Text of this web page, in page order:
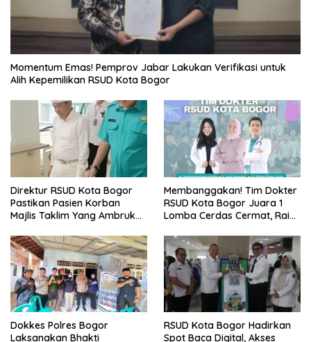
Momentum Emas! Pemprov Jabar Lakukan Verifikasi untuk
Alih Kepemilikan RSUD Kota Bogor
Direktur RSUD Kota Bogor
Pastikan Pasien Korban
Majlis Taklim Yang Ambruk
Perawatan Maksimal
Membanggakan! Tim Dokter
RSUD Kota Bogor Juara 1
Lomba Cerdas Cermat, Raih
Se-Bogor
Dokkes Polres Bogor
Laksanakan Bhakti
RSUD Kota Bogor Hadirkan
Spot Baca Digital, Akses